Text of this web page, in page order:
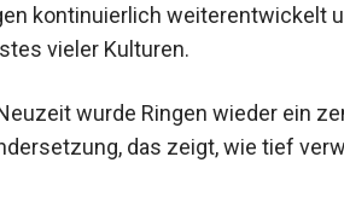
kontinuierlich weiterentwickelt
vieler Kulturen.
wurde Ringen wieder ein
Auseinandersetzung, das zeigt,